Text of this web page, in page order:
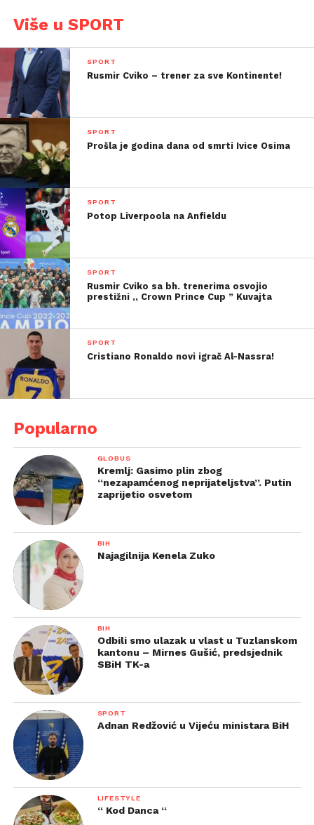
Više u SPORT
SPORT
Rusmir Cviko – trener za sve Kontinente!
SPORT
Prošla je godina dana od smrti Ivice Osima
SPORT
Potop Liverpoola na Anfieldu
SPORT
Rusmir Cviko sa bh. trenerima osvojio
prestižni ,, Crown Prince Cup ” Kuvajta
SPORT
Cristiano Ronaldo novi igrač Al-Nassra!
Popularno
GLOBUS
Kremlj: Gasimo plin zbog
“nezapamćenog neprijateljstva”. Putin
zaprijetio osvetom
BIH
Najagilnija Kenela Zuko
BIH
Odbili smo ulazak u vlast u Tuzlanskom
kantonu – Mirnes Gušić, predsjednik
SBiH TK-a
SPORT
Adnan Redžović u Vijeću ministara BiH
LIFESTYLE
“ Kod Danca “